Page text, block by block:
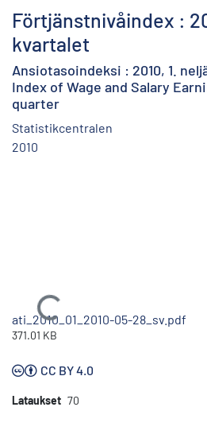
Förtjänstnivåindex :
kvartalet
Ansiotasoindeksi : 2010, 1.
Index of Wage and Salary
quarter
Statistikcentralen
2010
Ladataan...
ati_2010_01_2010-05-28_sv.pdf
371.01 KB
CC BY 4.0
Lataukset 70